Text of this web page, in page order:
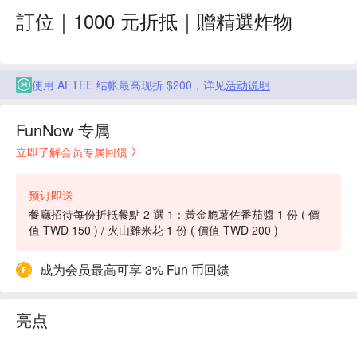
訂位｜1000 元折抵｜贈精選炸物
使用 AFTEE 结帐最高现折 $200，详见活动说明
FunNow 专属
立即了解会员专属回馈
预订即送
餐廳招待每份折抵餐點 2 選 1：黃金脆薯佐番茄醬 1 份 ( 價
值 TWD 150 ) / 火山雞米花 1 份 ( 價值 TWD 200 )
成为会员最高可享 3% Fun 币回馈
亮点